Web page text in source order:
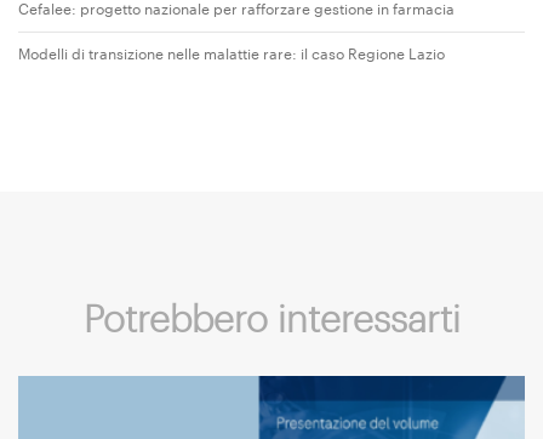
Cefalee: progetto nazionale per rafforzare gestione in farmacia
Modelli di transizione nelle malattie rare: il caso Regione Lazio
Potrebbero interessarti